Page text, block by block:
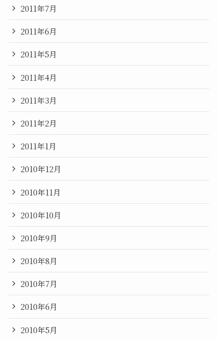
2011年7月
2011年6月
2011年5月
2011年4月
2011年3月
2011年2月
2011年1月
2010年12月
2010年11月
2010年10月
2010年9月
2010年8月
2010年7月
2010年6月
2010年5月